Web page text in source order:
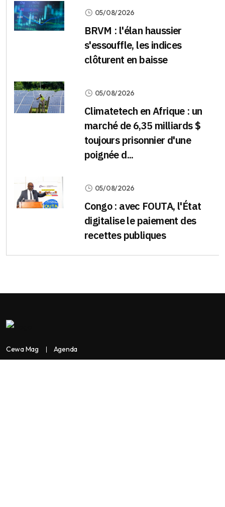
05/08/2026
BRVM : l'élan haussier
s'essouffle, les indices
clôturent en baisse
05/08/2026
Climatetech en Afrique : un
marché de 6,35 milliards $
toujours prisonnier d'une
poignée d...
05/08/2026
Congo : avec FOUTA, l'État
digitalise le paiement des
recettes publiques
Cewa Mag Agenda